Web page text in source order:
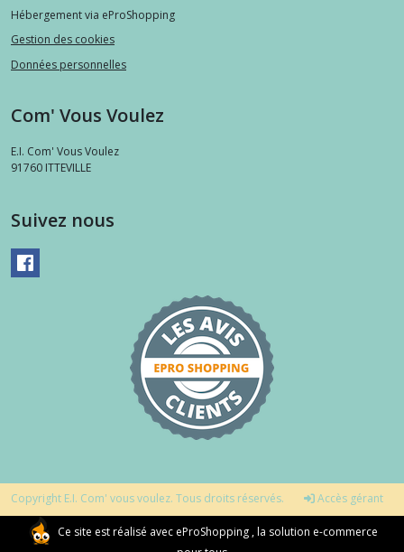
Hébergement via eProShopping
Gestion des cookies
Données personnelles
Com' Vous Voulez
E.I. Com' Vous Voulez
91760 ITTEVILLE
Suivez nous
Copyright E.I. Com' vous voulez. Tous droits réservés. Accès gérant
Ce site est réalisé avec eProShopping , la solution e-commerce